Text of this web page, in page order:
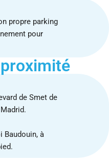
propre parking
pour
de Smet de
Baudouin, à